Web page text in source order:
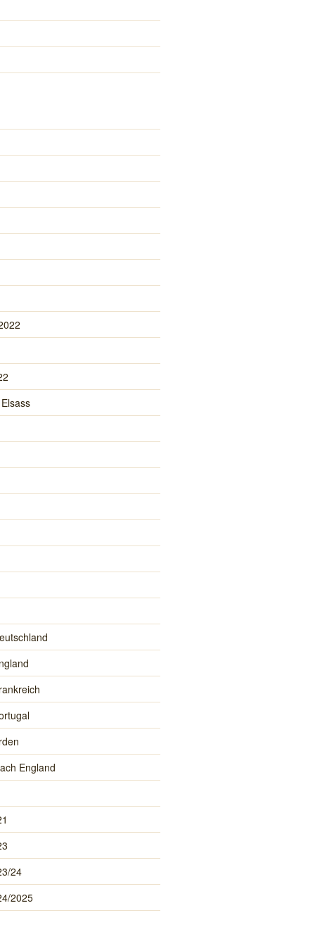
England
24
2025